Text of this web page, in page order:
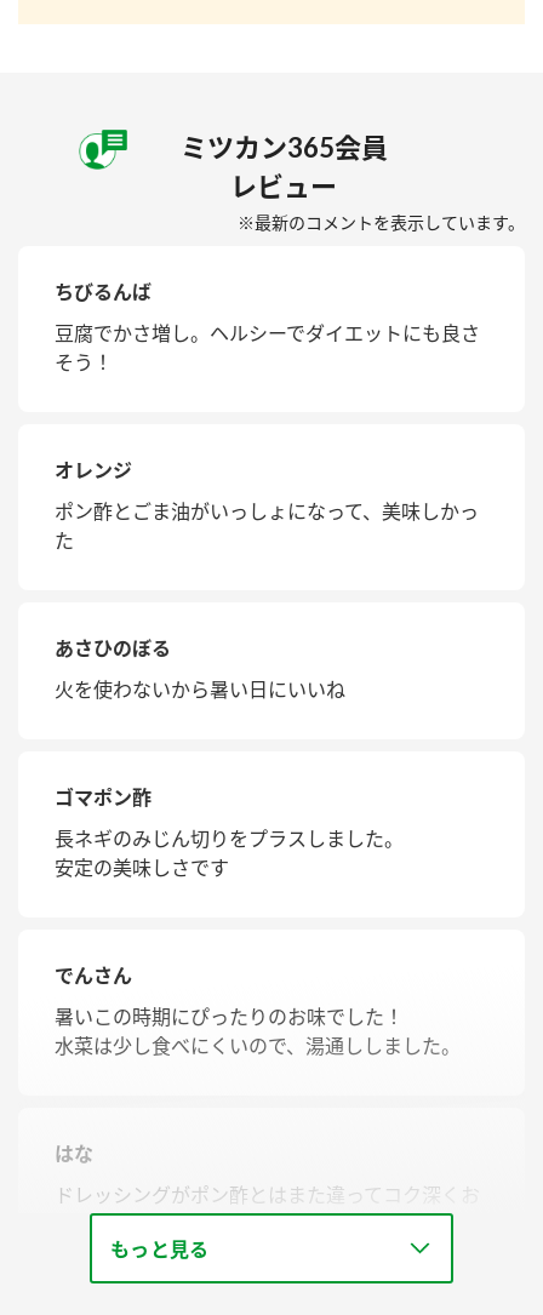
ミツカン365会員
レビュー
※最新のコメントを表示しています。
ちびるんば
豆腐でかさ増し。ヘルシーでダイエットにも良さ
そう！
オレンジ
ポン酢とごま油がいっしょになって、美味しかっ
た
あさひのぼる
火を使わないから暑い日にいいね
ゴマポン酢
長ネギのみじん切りをプラスしました。
安定の美味しさです
でんさん
暑いこの時期にぴったりのお味でした！
水菜は少し食べにくいので、湯通ししました。
はな
ドレッシングがポン酢とはまた違ってコク深くお
いしかったです。また作りたいです。
もっと見る